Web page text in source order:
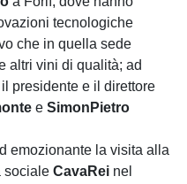
tecnologiche
che in quella sede
altri vini di qualità; ad
presidente e il direttore
e SimonPietro
emozionante la visita alla
sociale CavaRei nel